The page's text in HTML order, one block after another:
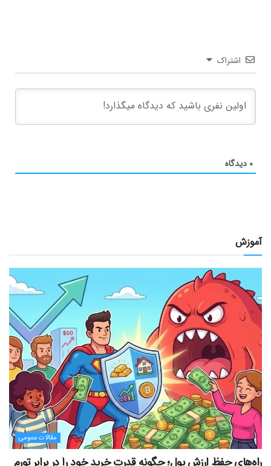
اشتراک
۰ دیدگاه
آموزش
مقالات عمومی
راه‌های حفظ ارزش پول؛ چگونه قدرت خرید خود را در برابر تورم